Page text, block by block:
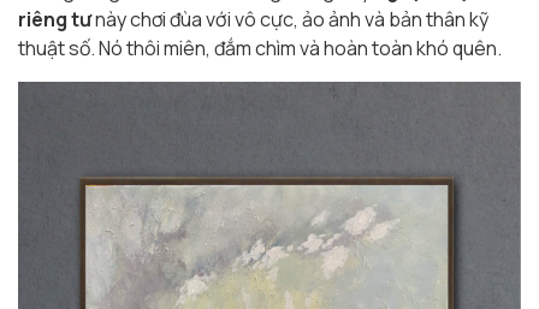
riêng tưnày chơi đùa với vô cực, ảo ảnh và bản thân kỹ
thuật số. Nó thôi miên, đắm chìm và hoàn toàn khó quên.